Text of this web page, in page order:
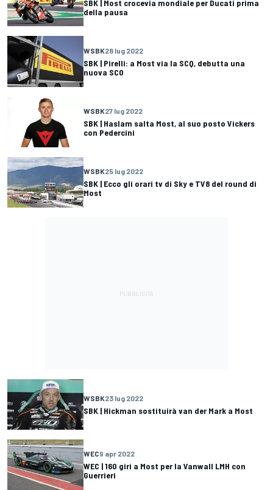
SBK | Most crocevia mondiale per Ducati prima
della pausa
WSBK28 lug 2022
SBK | Pirelli: a Most via la SCQ, debutta una
nuova SC0
WSBK27 lug 2022
SBK | Haslam salta Most, al suo posto Vickers
con Pedercini
WSBK25 lug 2022
SBK | Ecco gli orari tv di Sky e TV8 del round di
Most
WSBK23 lug 2022
SBK | Hickman sostituirà van der Mark a Most
WEC9 apr 2022
WEC | 160 giri a Most per la Vanwall LMH con
Guerrieri